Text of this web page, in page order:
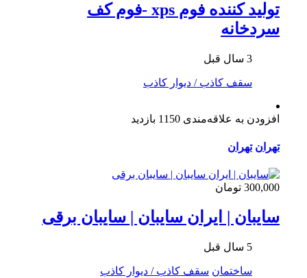
تولید کننده فوم xps -فوم کف
سردخانه
3 سال قبل
سقف کاذب / دیوار کاذب
افزودن به علاقه‌مندی 1150 بازدید
تهران تهران
300,000 تومان
سایبان | ایران سایبان | سایبان برقی
5 سال قبل
ساختمان سقف کاذب / دیوار کاذب